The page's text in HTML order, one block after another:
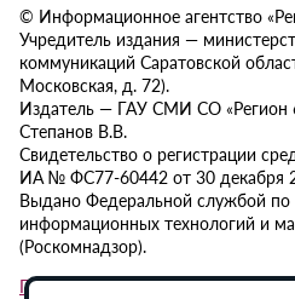
© Информационное агентство
Учредитель издания —
коммуникаций Саратовской
Московская, д. 72).
Издатель — ГАУ СМИ СО «Регион
Степанов В.В.
Свидетельство о регистрации
ИА № ФС77-60442 от 30 декабря
Выдано Федеральной службой по
информационных технологий и
(Роскомнадзор).
Политика в отношении